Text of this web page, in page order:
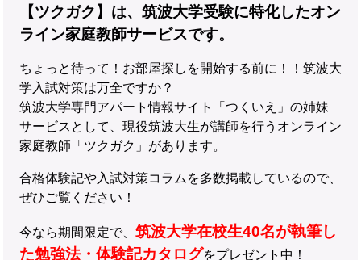
【ツクガク】は、筑波大学受験に特化したオン
ライン家庭教師サービスです。
ちょっと待って！お部屋探しを開始する前に！！筑波大
学入試対策は万全ですか？
筑波大学専門アパート情報サイト「つくいえ」の姉妹
サービスとして、現役筑波大生が講師を行うオンライン
家庭教師「ツクガク」があります。
合格体験記や入試対策コラムを多数掲載しているので、
ぜひご覧ください！
今なら期間限定で、 筑波大学在校生40名が執筆し
た勉強法・体験記カタログをプレゼント中！